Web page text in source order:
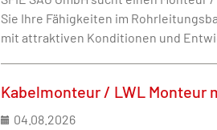
Sie Ihre Fähigkeiten im
mit attraktiven Konditionen und
Kabelmonteur / LWL Monteur
04.08.2026